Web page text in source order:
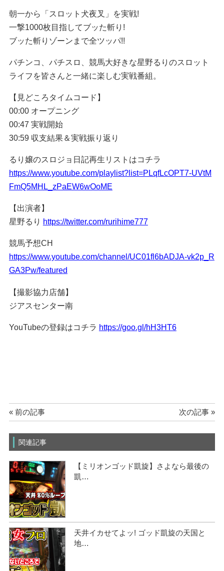
朝一から「スロット犬夜叉」を実戦!
一撃1000枚目指してブッた斬り!
ブッた斬りゾーンまで全ツッパ!!
パチンコ、パチスロ、競馬大好きな星野るりのスロット
ライフを皆さんと一緒に楽しむ実戦番組。
【見どころタイムコード】
00:00 オープニング
00:47 実戦開始
30:59 収支結果＆実戦振り返り
るり嬢のスロジョ日記再生リストはコチラ
https://www.youtube.com/playlist?list=PLqfLcOPT7-UVtM
FmQ5MHL_zPaEW6wOoME
【出演者】
星野るり https://twitter.com/rurihime777
競馬予想CH
https://www.youtube.com/channel/UC01fl6bADJA-vk2p_R
GA3Pw/featured
【撮影協力店舗】
ジアスセンター南
YouTubeの登録はコチラ https://goo.gl/hH3HT6
« 前の記事 次の記事 »
関連記事
【ミリオンゴッド凱旋】さよなら最後の
凱…
天井イカせてよッ! ゴッド凱旋の天国と
地…